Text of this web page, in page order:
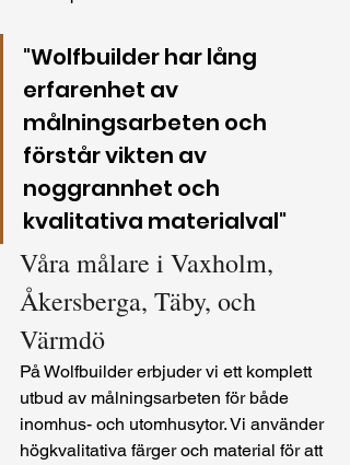
"Wolfbuilder har lång
erfarenhet av
målningsarbeten och
förstår vikten av
noggrannhet och
kvalitativa materialval"
Våra målare i Vaxholm,
Åkersberga, Täby, och
Värmdö
På Wolfbuilder erbjuder vi ett komplett
utbud av målningsarbeten för både
inomhus- och utomhusytor. Vi använder
högkvalitativa färger och material för att